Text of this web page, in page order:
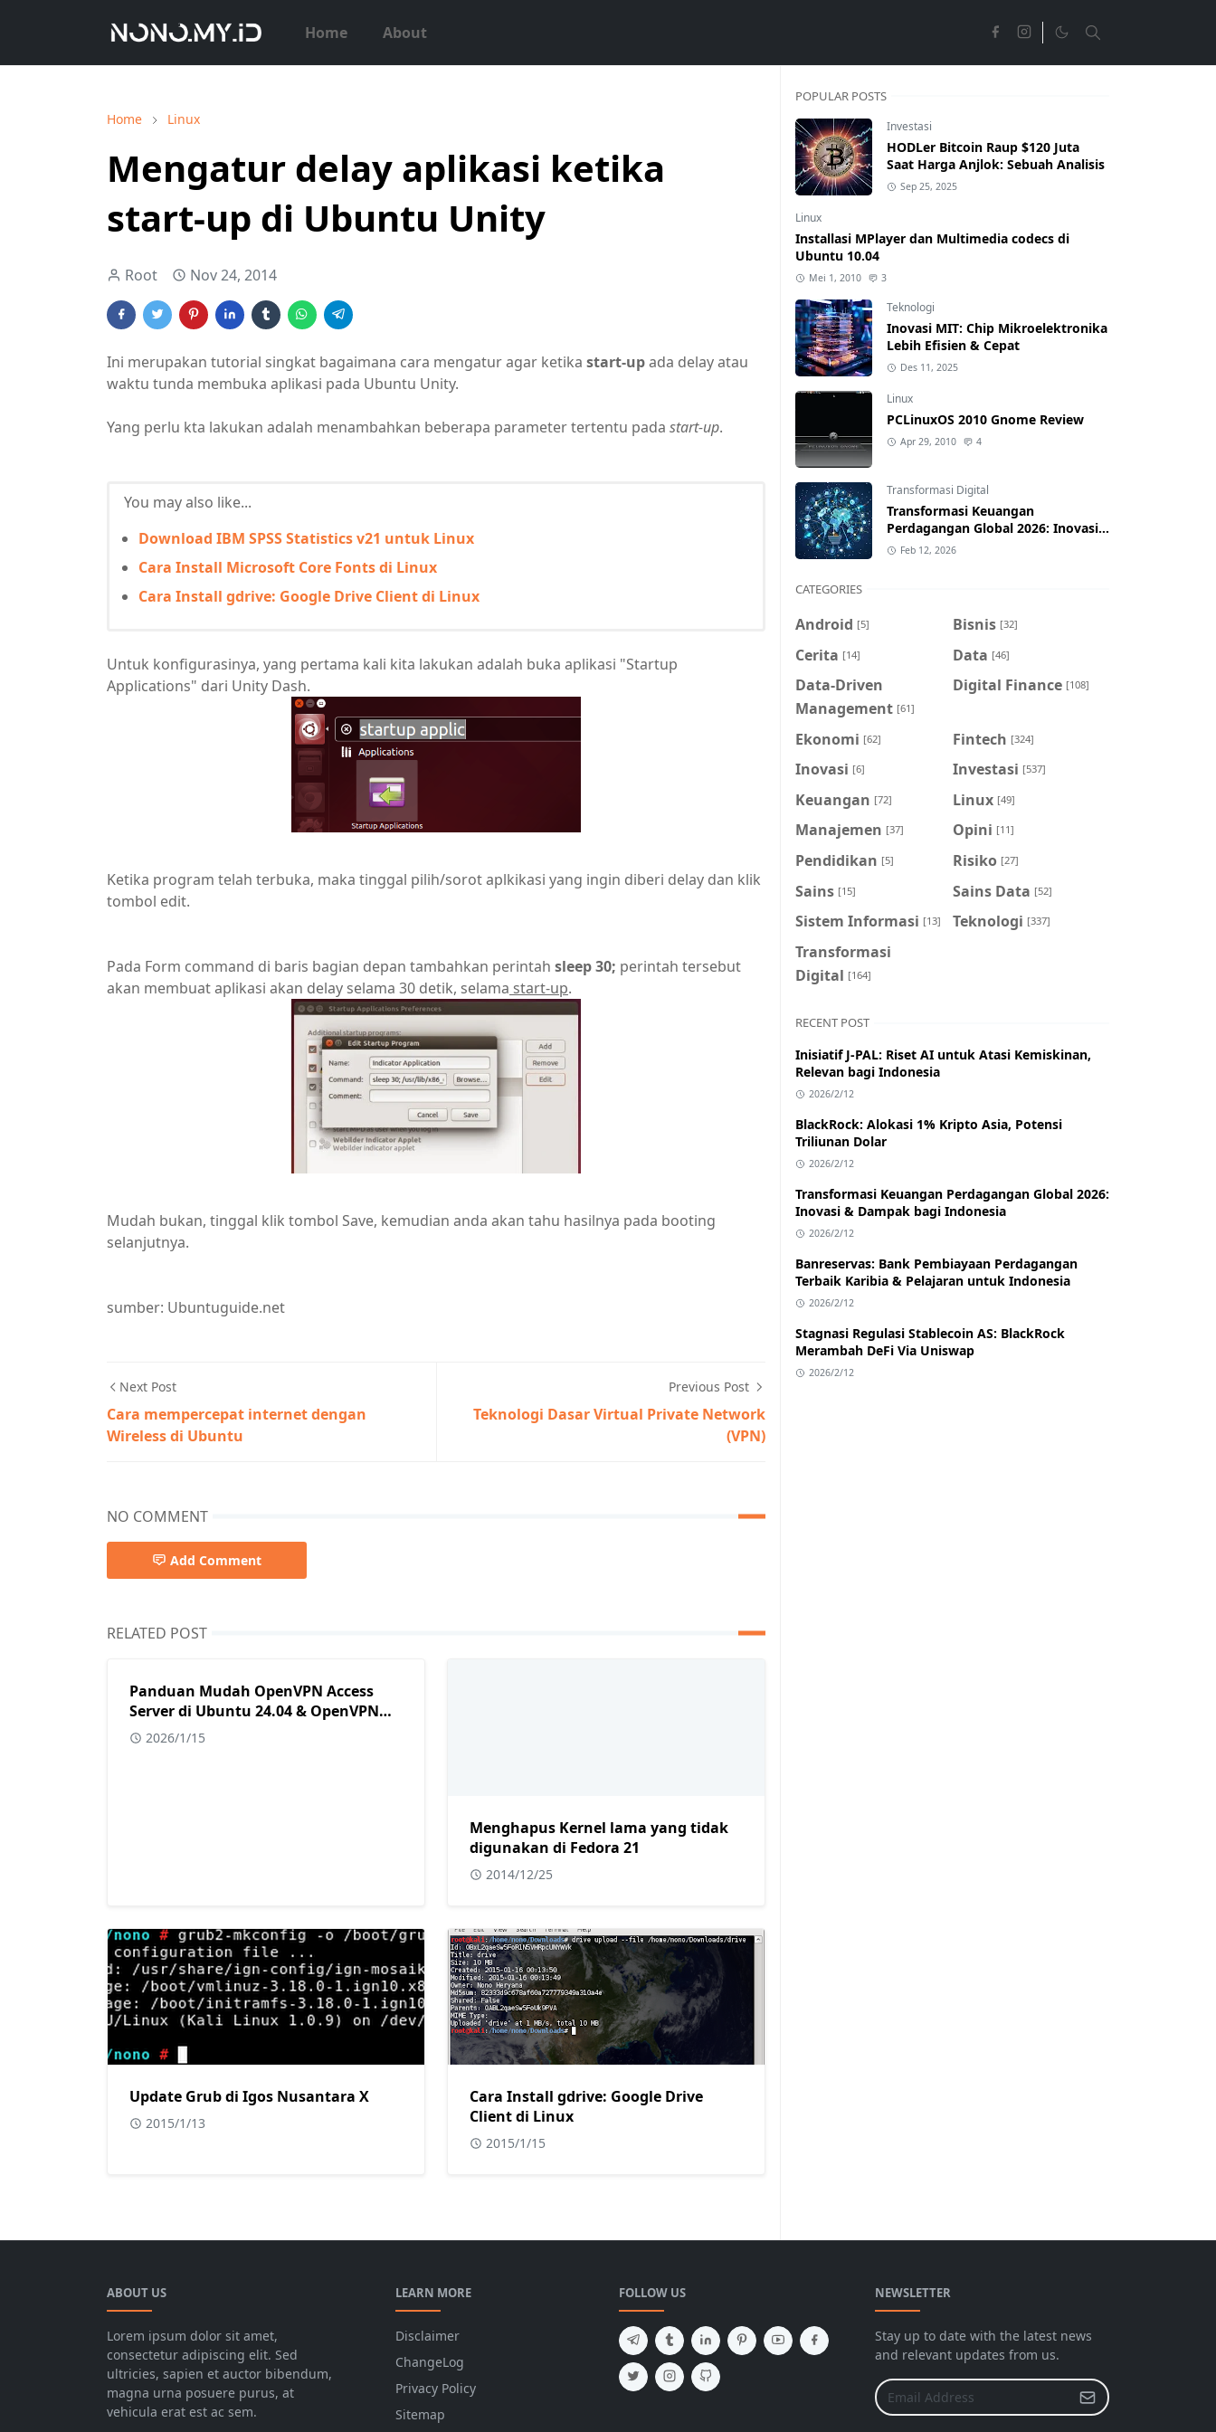
Home About
Home Linux
Mengatur delay aplikasi ketika
start-up di Ubuntu Unity
Root Nov 24, 2014
Ini merupakan tutorial singkat bagaimana cara mengatur agar ketika start-upada delay atau
waktu tunda membuka aplikasi pada Ubuntu Unity.
Yang perlu kta lakukan adalah menambahkan beberapa parameter tertentu pada start-up.
You may also like...
Download IBM SPSS Statistics v21 untuk Linux
Cara Install Microsoft Core Fonts di Linux
Cara Install gdrive: Google Drive Client di Linux
Untuk konfigurasinya, yang pertama kali kita lakukan adalah buka aplikasi "Startup
Applications" dari Unity Dash.
Ketika program telah terbuka, maka tinggal pilih/sorot aplkikasi yang ingin diberi delay dan klik
tombol edit.
Pada Form command di baris bagian depan tambahkan perintah sleep 30; perintah tersebut
akan membuat aplikasi akan delay selama 30 detik, selama start-up.
Mudah bukan, tinggal klik tombol Save, kemudian anda akan tahu hasilnya pada booting
selanjutnya.
sumber: Ubuntuguide.net
Next Post
Cara mempercepat internet dengan
Wireless di Ubuntu
Previous Post
Teknologi Dasar Virtual Private Network
(VPN)
NO COMMENT
Add Comment
RELATED POST
Panduan Mudah OpenVPN Access
Server di Ubuntu 24.04 & OpenVPN
Connect
2026/1/15
Menghapus Kernel lama yang tidak
digunakan di Fedora 21
2014/12/25
Update Grub di Igos Nusantara X
2015/1/13
Cara Install gdrive: Google Drive
Client di Linux
2015/1/15
POPULAR POSTS
Investasi
HODLer Bitcoin Raup $120 Juta
Saat Harga Anjlok: Sebuah Analisis
Sep 25, 2025
Linux
Installasi MPlayer dan Multimedia codecs di
Ubuntu 10.04
Mei 1, 2010 3
Teknologi
Inovasi MIT: Chip Mikroelektronika
Lebih Efisien & Cepat
Des 11, 2025
Linux
PCLinuxOS 2010 Gnome Review
Apr 29, 2010 4
Transformasi Digital
Transformasi Keuangan
Perdagangan Global 2026: Inovasi
& Dampak bagi Indonesia
Feb 12, 2026
CATEGORIES
Android [5] Bisnis [32]
Cerita [14] Data [46]
Data-Driven
Management [61]
Digital Finance [108]
Ekonomi [62] Fintech [324]
Inovasi [6] Investasi [537]
Keuangan [72] Linux [49]
Manajemen [37] Opini [11]
Pendidikan [5] Risiko [27]
Sains [15] Sains Data [52]
Sistem Informasi [13] Teknologi [337]
Transformasi
Digital [164]
RECENT POST
Inisiatif J-PAL: Riset AI untuk Atasi Kemiskinan,
Relevan bagi Indonesia
2026/2/12
BlackRock: Alokasi 1% Kripto Asia, Potensi
Triliunan Dolar
2026/2/12
Transformasi Keuangan Perdagangan Global 2026:
Inovasi & Dampak bagi Indonesia
2026/2/12
Banreservas: Bank Pembiayaan Perdagangan
Terbaik Karibia & Pelajaran untuk Indonesia
2026/2/12
Stagnasi Regulasi Stablecoin AS: BlackRock
Merambah DeFi Via Uniswap
2026/2/12
ABOUT US
Lorem ipsum dolor sit amet,
consectetur adipiscing elit. Sed
ultricies, sapien et auctor bibendum,
magna urna posuere purus, at
vehicula erat est ac sem.
LEARN MORE
Disclaimer
ChangeLog
Privacy Policy
Sitemap
FOLLOW US NEWSLETTER
Stay up to date with the latest news
and relevant updates from us.